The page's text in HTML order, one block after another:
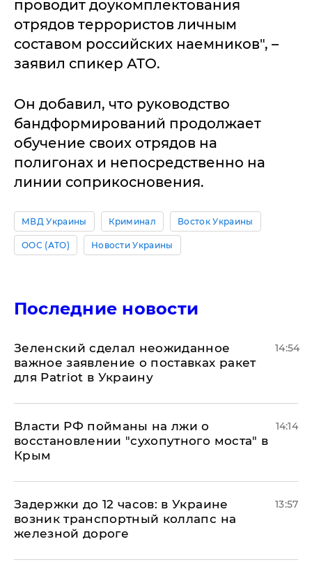
проводит доукомплектования
отрядов террористов личным
составом российских наемников", –
заявил спикер АТО.
Он добавил, что руководство
бандформирований продолжает
обучение своих отрядов на
полигонах и непосредственно на
линии соприкосновения.
МВД Украины Криминал Восток Украины
ООС (АТО) Новости Украины
Последние новости
Зеленский сделал неожиданное
важное заявление о поставках ракет
для Patriot в Украину
14:54
Власти РФ пойманы на лжи о
восстановлении "сухопутного моста" в
Крым
14:14
Задержки до 12 часов: в Украине
возник транспортный коллапс на
железной дороге
13:57